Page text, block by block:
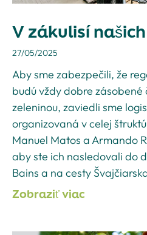
V zákulisí
27/05/2025
Aby sme zabezpečili, že
budú vždy dobre zásobené
zeleninou, zaviedli sme
organizovaná v celej
Manuel Matos a Armando
aby ste ich nasledovali do
Bains a na cesty
Zobraziť viac